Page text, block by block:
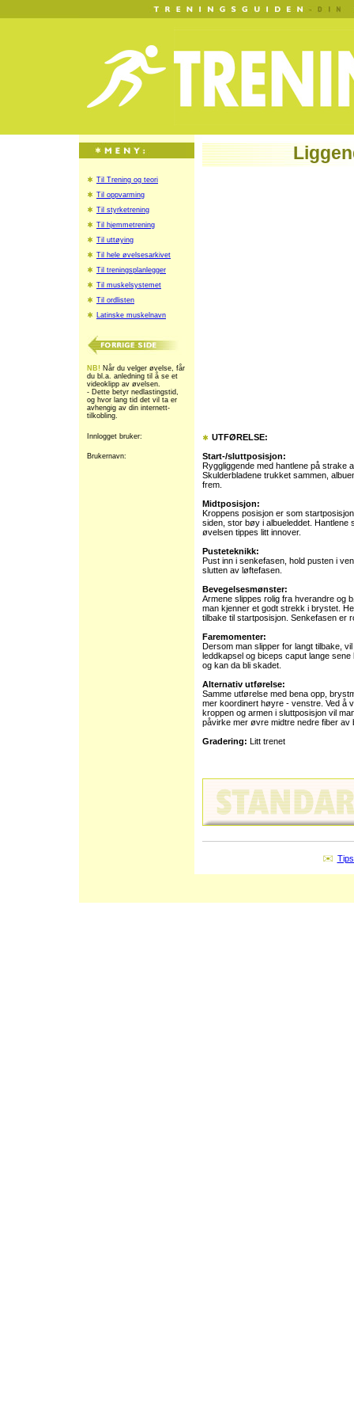
Til Trening og teori
Til oppvarming
Til styrketrening
Til hjemmetrening
Til uttøying
Til hele øvelsesarkivet
Til treningsplanlegger
Til muskelsystemet
Til ordlisten
Latinske muskelnavn
NB! Når du velger øvelse, får
du bl.a. anledning til å se et
videoklipp av øvelsen.
- Dette betyr nedlastingstid,
og hvor lang tid det vil ta er
avhengig av din internett-
tilkobling.
Innlogget bruker:
Brukernavn:
UTFØRELSE:
Start-/sluttposisjon:
Ryggliggende med hantlene på strake
Skulderbladene trukket sammen,
frem.
Midtposisjon:
Kroppens posisjon er som
siden, stor bøy i albueleddet. Hantlene
øvelsen tippes litt innover.
Pusteteknikk:
Pust inn i senkefasen, hold pusten i
slutten av løftefasen.
Bevegelsesmønster:
Armene slippes rolig fra hverandre og
man kjenner et godt strekk i brystet.
tilbake til startposisjon. Senkefasen er
Faremomenter:
Dersom man slipper for langt tilbake,
leddkapsel og biceps caput lange
og kan da bli skadet.
Alternativ utførelse:
Samme utførelse med bena opp,
mer koordinert høyre - venstre. Ved å
kroppen og armen i sluttposisjon vil
påvirke mer øvre midtre nedre fiber av
Gradering: Litt trenet